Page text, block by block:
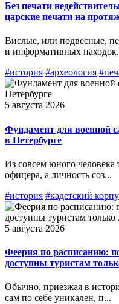
Без печати
царские печати на
Вислые, или подвесные,
и информативных
#история #археология
5 августа 2026
Фундамент для военной
в Петербурге
Из совсем юного человека
офицера, а личность соз...
#история #кадетский
5 августа 2026
Феерия по расписанию:
доступны туристам
Обычно, приезжая в
сам по себе уникален, п...